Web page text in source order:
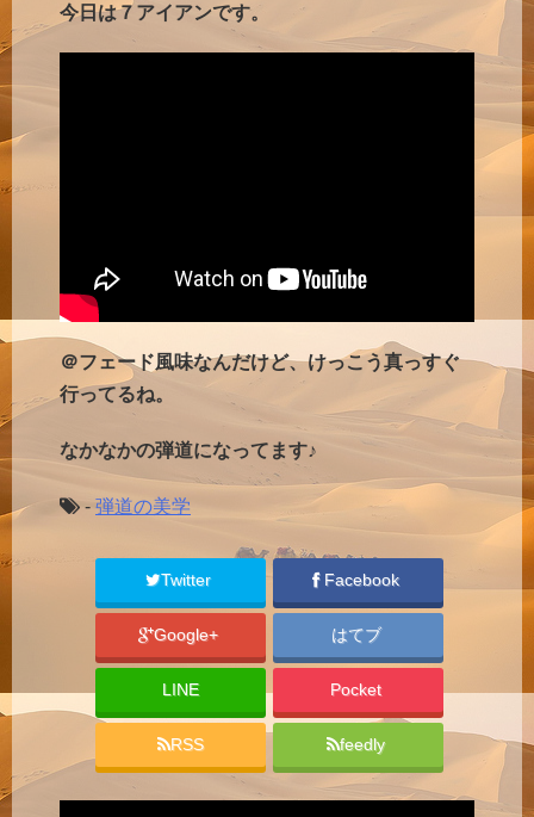
今日は７アイアンです。
＠フェード風味なんだけど、けっこう真っすぐ
行ってるね。
なかなかの弾道になってます♪
- 弾道の美学
Twitter Facebook
Google+ はてブ
LINE Pocket
RSS feedly